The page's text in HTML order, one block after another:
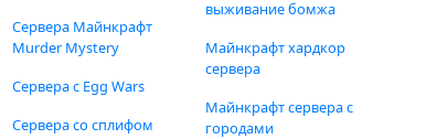
Сервера Майнкрафт
Murder Mystery
Сервера с Egg Wars
Сервера со сплифом
выживание бомжа
Майнкрафт хардкор
сервера
Майнкрафт сервера с
городами